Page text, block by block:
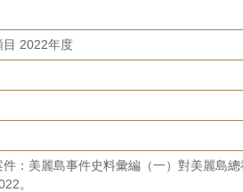
目 2022年度
件：美麗島事件史料彙編（一）對美麗島
。